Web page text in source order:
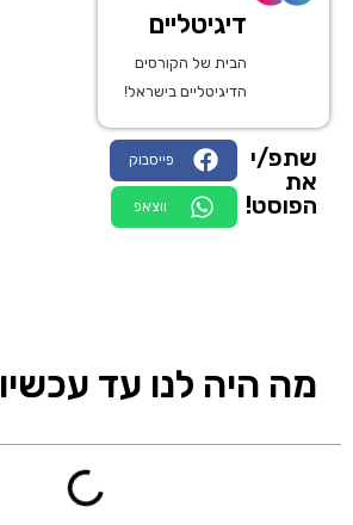
דיגיטליים
הבית של הקורסים
הדיגיטליים בישראל!
שתפ/י
את
הפוסט!
פייסבוק
ווצאפ
מה היה לנו עד עכשיו